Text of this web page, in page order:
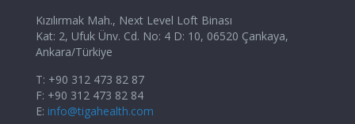
Kızılırmak Mah., Next Level Loft Binası
Kat: 2, Ufuk Ünv. Cd. No: 4 D: 10, 06520 Çankaya,
Ankara/Türkiye
T: +90 312 473 82 87
F: +90 312 473 82 84
E: info@tigahealth.com